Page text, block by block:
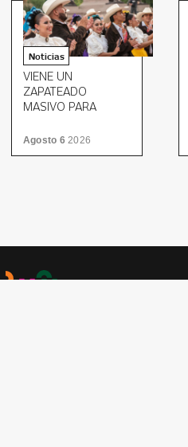
Noticias
VIENE UN
ZAPATEADO
MASIVO PARA
FOLKLÓRICO
Agosto 62026